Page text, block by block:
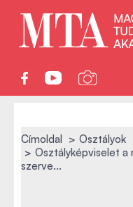
Címoldal Osztályok
Osztályképviselet a
szerve...